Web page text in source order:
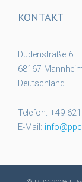
KONTAKT
Dudenstraße 6
68167
Deutschland
Telefon: +49
E-Mail: